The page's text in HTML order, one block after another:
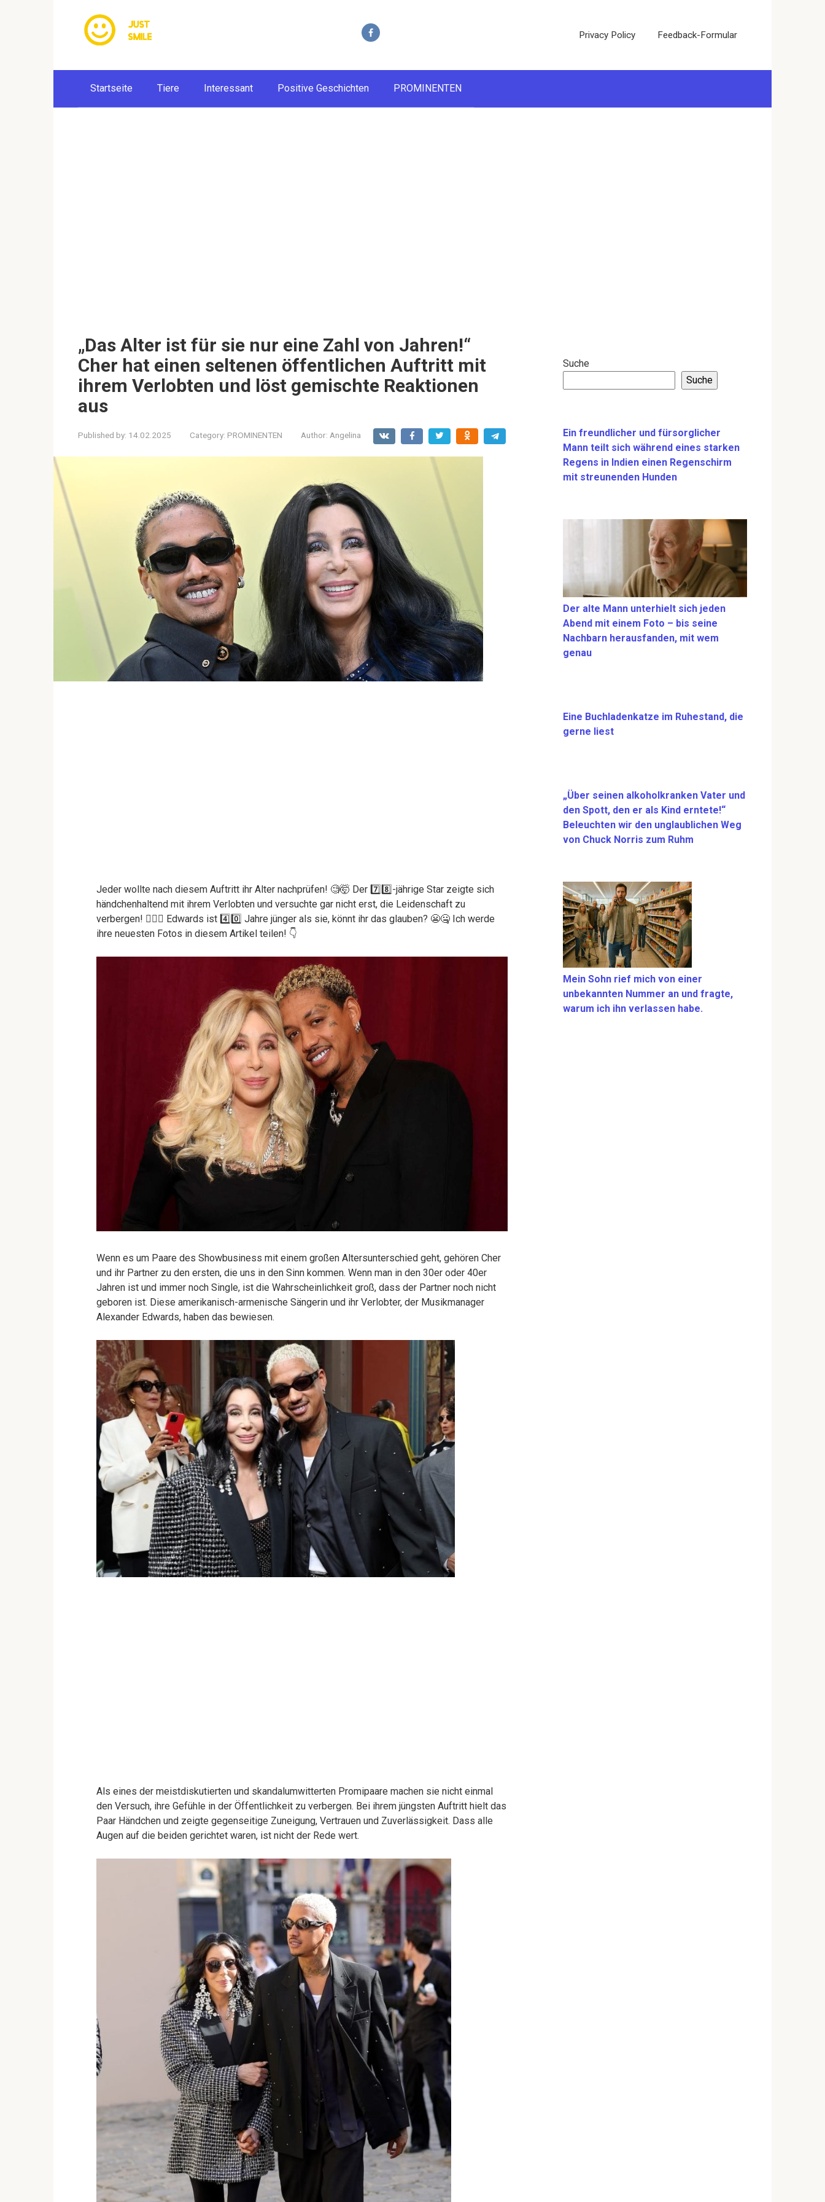
Privacy Policy Feedback-Formular
Startseite Tiere Interessant Positive Geschichten PROMINENTEN
„Das Alter ist für sie nur eine Zahl von Jahren!“
Cher hat einen seltenen öffentlichen Auftritt mit
ihrem Verlobten und löst gemischte Reaktionen
aus
Published by: 14.02.2025 Category: PROMINENTEN Author: Angelina
Jeder wollte nach diesem Auftritt ihr Alter nachprüfen! 🧐🤯 Der 7️⃣8️⃣-jährige Star zeigte sich
händchenhaltend mit ihrem Verlobten und versuchte gar nicht erst, die Leidenschaft zu
verbergen! ❤️‍🔥🤭 Edwards ist 4️⃣0️⃣ Jahre jünger als sie, könnt ihr das glauben? 😬🤐 Ich werde
ihre neuesten Fotos in diesem Artikel teilen! 👇
Wenn es um Paare des Showbusiness mit einem großen Altersunterschied geht, gehören Cher
und ihr Partner zu den ersten, die uns in den Sinn kommen. Wenn man in den 30er oder 40er
Jahren ist und immer noch Single, ist die Wahrscheinlichkeit groß, dass der Partner noch nicht
geboren ist. Diese amerikanisch-armenische Sängerin und ihr Verlobter, der Musikmanager
Alexander Edwards, haben das bewiesen.
Als eines der meistdiskutierten und skandalumwitterten Promipaare machen sie nicht einmal
den Versuch, ihre Gefühle in der Öffentlichkeit zu verbergen. Bei ihrem jüngsten Auftritt hielt das
Paar Händchen und zeigte gegenseitige Zuneigung, Vertrauen und Zuverlässigkeit. Dass alle
Augen auf die beiden gerichtet waren, ist nicht der Rede wert.
Suche
Suche
Ein freundlicher und fürsorglicher
Mann teilt sich während eines starken
Regens in Indien einen Regenschirm
mit streunenden Hunden
Der alte Mann unterhielt sich jeden
Abend mit einem Foto – bis seine
Nachbarn herausfanden, mit wem
genau
Eine Buchladenkatze im Ruhestand, die
gerne liest
„Über seinen alkoholkranken Vater und
den Spott, den er als Kind erntete!“
Beleuchten wir den unglaublichen Weg
von Chuck Norris zum Ruhm
Mein Sohn rief mich von einer
unbekannten Nummer an und fragte,
warum ich ihn verlassen habe.